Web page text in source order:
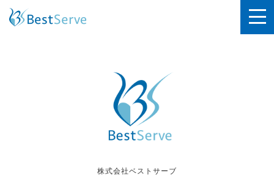
アーカイブページ
株式会社ベストサーブ